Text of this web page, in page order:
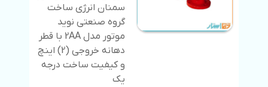
سمنان انرژی ساخت
گروه صنعتی نوید
موتور مدل 2AA با قطر
دهانه خروجی (2) اینچ
و کیفیت ساخت درجه
یک